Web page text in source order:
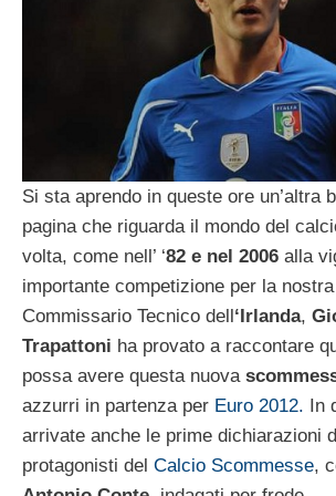
Si sta aprendo in queste ore un’altra
pagina che riguarda il mondo del
volta, come nell’ ‘82 e nel 2006 alla
importante competizione per la nostra
Commissario Tecnico dell ‘Irlanda,
Trapattoni ha provato a raccontare
possa avere questa nuova
azzurri in partenza per Euro 2012. In
arrivate anche le prime dichiarazioni
protagonisti del Calcio Scommesse,